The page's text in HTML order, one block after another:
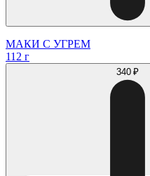
МАКИ С УГРЕМ
112 г
340 ₽